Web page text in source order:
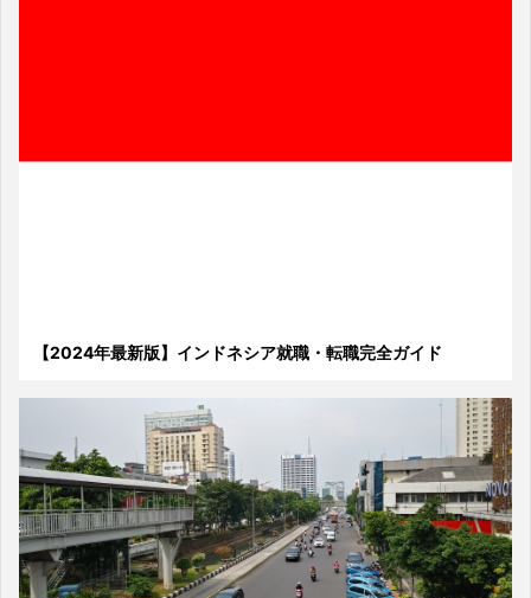
【2024年最新版】インドネシア就職・転職完全ガイド